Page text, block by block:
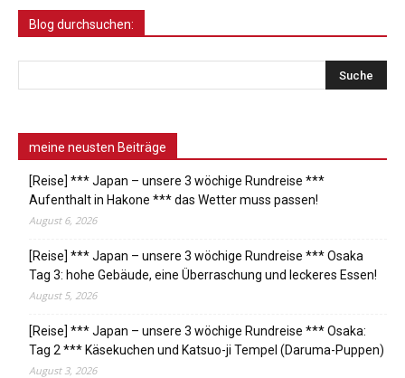
Blog durchsuchen:
meine neusten Beiträge
[Reise] *** Japan – unsere 3 wöchige Rundreise ***
Aufenthalt in Hakone *** das Wetter muss passen!
August 6, 2026
[Reise] *** Japan – unsere 3 wöchige Rundreise *** Osaka
Tag 3: hohe Gebäude, eine Überraschung und leckeres Essen!
August 5, 2026
[Reise] *** Japan – unsere 3 wöchige Rundreise *** Osaka:
Tag 2 *** Käsekuchen und Katsuo-ji Tempel (Daruma-Puppen)
August 3, 2026